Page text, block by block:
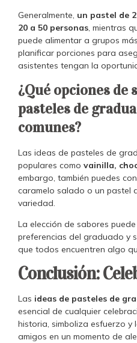
Generalmente, un pastel de
20 a 50 personas, mientras
puede alimentar a grupos
planificar porciones para
asistentes tengan la
¿Qué opciones de
pasteles de
comunes?
Las ideas de pasteles de
populares como vainilla,
embargo, también puedes
caramelo salado o un pastel
variedad.
La elección de sabores
preferencias del graduado y
que todos encuentren algo
Conclusión:
Las ideas de pasteles de
esencial de cualquier
historia, simboliza esfuerzo y
amigos en un momento de